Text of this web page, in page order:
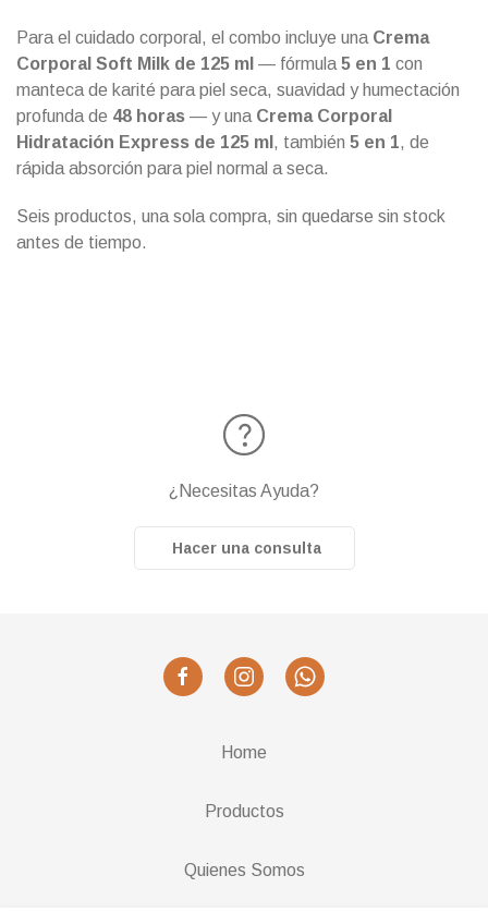
Para el cuidado corporal, el combo incluye una Crema
Corporal Soft Milk de 125 ml — fórmula 5 en 1 con
manteca de karité para piel seca, suavidad y humectación
profunda de 48 horas — y una Crema Corporal
Hidratación Express de 125 ml , también 5 en 1, de
rápida absorción para piel normal a seca.
Seis productos, una sola compra, sin quedarse sin stock
antes de tiempo.
¿Necesitas Ayuda?
Hacer una consulta
Home
Productos
Quienes Somos